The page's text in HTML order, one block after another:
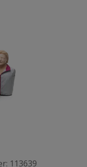
113639